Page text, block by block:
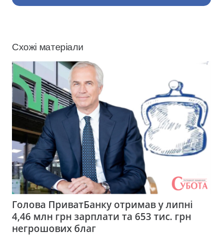
Схожі матеріали
Голова ПриватБанку отримав у липні
4,46 млн грн зарплати та 653 тис. грн
негрошових благ